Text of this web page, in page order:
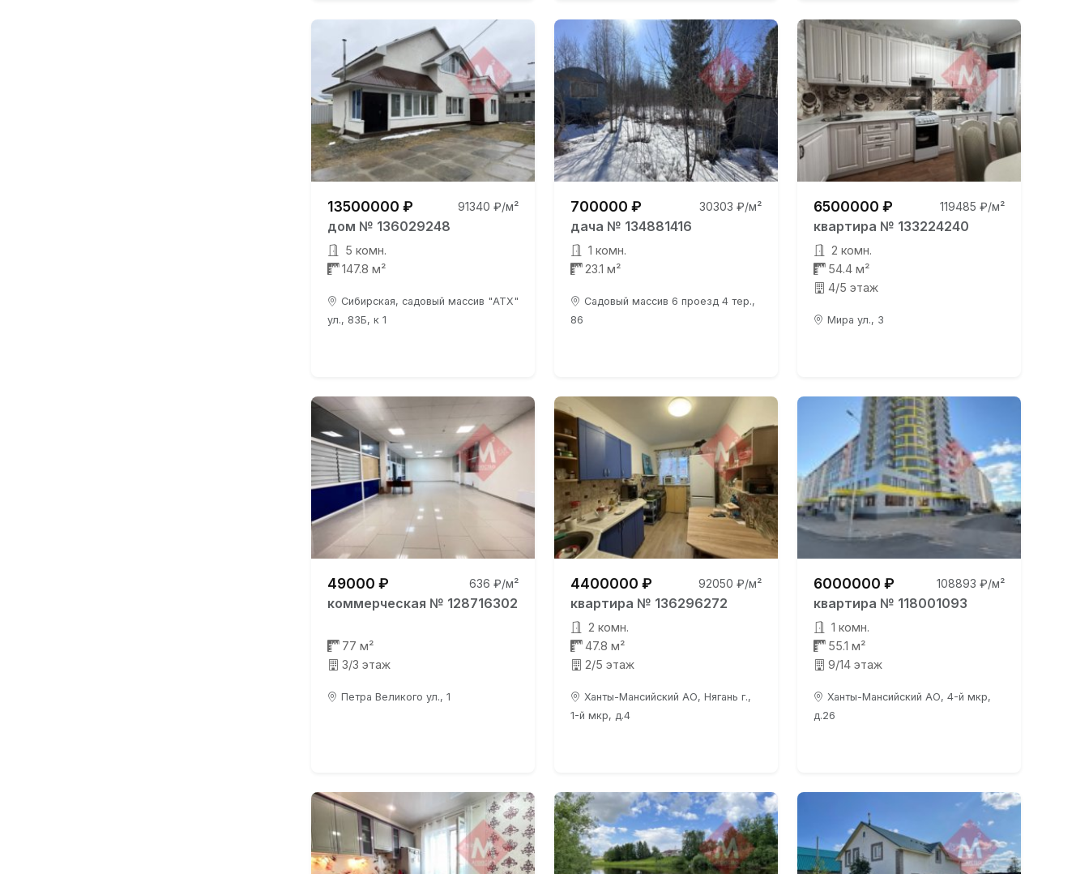
13500000 ₽ 91340 ₽/м²
дом № 136029248
5 комн.
147.8 м²
Сибирская, садовый массив "АТХ"
ул., 83Б, к 1
700000 ₽ 30303 ₽/м²
дача № 134881416
1 комн.
23.1 м²
Садовый массив 6 проезд 4 тер.,
86
6500000 ₽ 119485 ₽/м²
квартира № 133224240
2 комн.
54.4 м²
4/5 этаж
Мира ул., 3
49000 ₽ 636 ₽/м²
коммерческая № 128716302
77 м²
3/3 этаж
Петра Великого ул., 1
4400000 ₽ 92050 ₽/м²
квартира № 136296272
2 комн.
47.8 м²
2/5 этаж
Ханты-Мансийский АО, Нягань г.,
1-й мкр, д.4
6000000 ₽ 108893 ₽/м²
квартира № 118001093
1 комн.
55.1 м²
9/14 этаж
Ханты-Мансийский АО, 4-й мкр,
д.26